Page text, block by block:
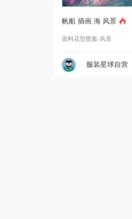
帆船 插画 海 风景
面料花型图案-风景
服装星球自营